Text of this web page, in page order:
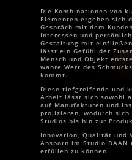
Die Kombinationen von
Elementen ergeben sich
Gespräch mit dem
Interessen und
Gestaltung mit
lässt ein Gefühl der
Mensch und Objekt
wahre Wert des
kommt.
Diese tiefgreifende und
Arbeit lässt sich sowohl
auf Manufakturen und
projizieren, wodurch sich
Studios bis hin zur
Innovation, Qualität und
Ansporn im Studio DAAN
erfüllen zu können.